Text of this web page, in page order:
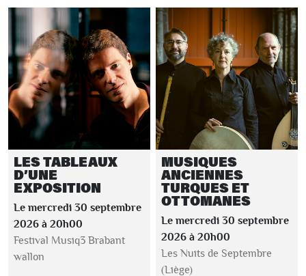
LES TABLEAUX
D’UNE
EXPOSITION
Le mercredi 30 septembre
2026 à 20h00
Festival Musiq3 Brabant
wallon
MUSIQUES
ANCIENNES
TURQUES ET
OTTOMANES
Le mercredi 30 septembre
2026 à 20h00
Les Nuits de Septembre
(Liège)